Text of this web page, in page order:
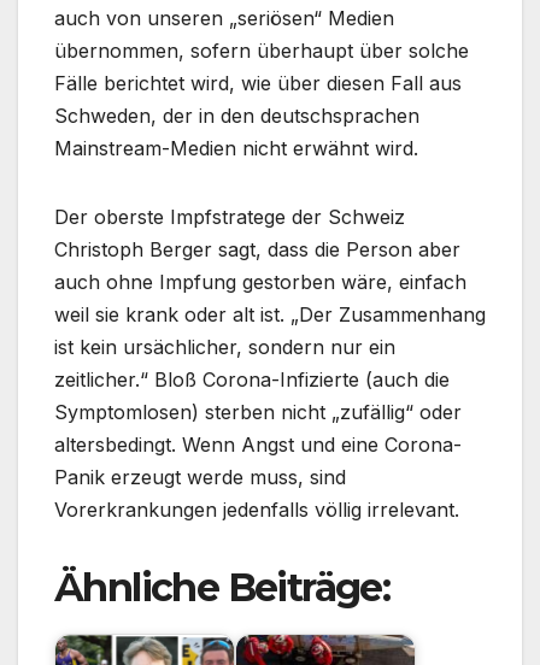
auch von unseren „seriösen“ Medien
übernommen, sofern überhaupt über solche
Fälle berichtet wird, wie über diesen Fall aus
Schweden, der in den deutschsprachen
Mainstream-Medien nicht erwähnt wird.
Der oberste Impfstratege der Schweiz
Christoph Berger sagt, dass die Person aber
auch ohne Impfung gestorben wäre, einfach
weil sie krank oder alt ist. „Der Zusammenhang
ist kein ursächlicher, sondern nur ein
zeitlicher.“ Bloß Corona-Infizierte (auch die
Symptomlosen) sterben nicht „zufällig“ oder
altersbedingt. Wenn Angst und eine Corona-
Panik erzeugt werde muss, sind
Vorerkrankungen jedenfalls völlig irrelevant.
Ähnliche Beiträge: